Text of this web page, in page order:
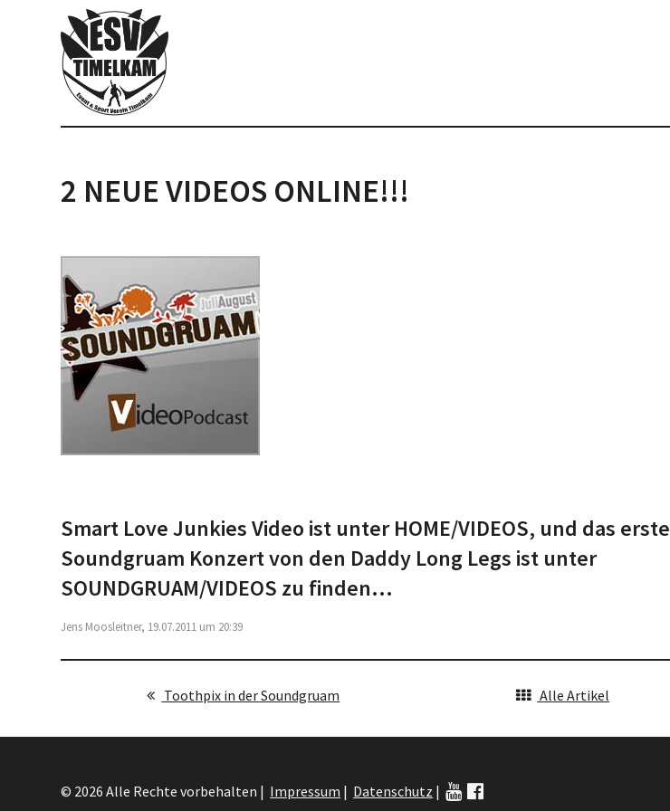
2 NEUE VIDEOS ONLINE!!!
Smart Love Junkies Video ist unter HOME/VIDEOS, und das erste
Soundgruam Konzert von den Daddy Long Legs ist unter
SOUNDGRUAM/VIDEOS zu finden...
Jens Moosleitner, 19.07.2011 um 20:39
Toothpix in der Soundgruam Alle Artikel
© 2026 Alle Rechte vorbehalten | Impressum | Datenschutz |